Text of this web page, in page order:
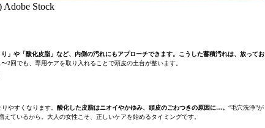
Adobe Stock
」や「酸化皮脂」など、内側の汚れにもアプローチできます。こうした蓄積汚れは、放ってお
2回でも、専用ケアを取り入れることで頭皮の土台が整います。
やすくなります。 酸化した皮脂はニオイやかゆみ、頭皮のごわつきの原因に…。 “毛穴洗浄”が
ているから。大人の女性こそ、正しいケアを始めるタイミングです。